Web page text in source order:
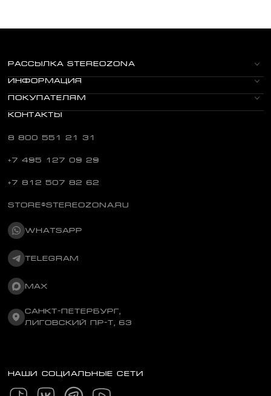
РАССЫЛКА STEREOZONA
ИНФОРМАЦИЯ
ПОКУПАТЕЛЯМ
КОНТАКТЫ
8 800 551 21 31
+7 495 127 09 29
+7 812 507 82 62
STORE@STEREOZONA.RU
WHATSAPP
TELEGRAM
MAX
САНКТ-ПЕТЕРБУРГ,
ЛИГОВСКИЙ ПР-Т, 63
НАШИ СОЦИАЛЬНЫЕ СЕТИ